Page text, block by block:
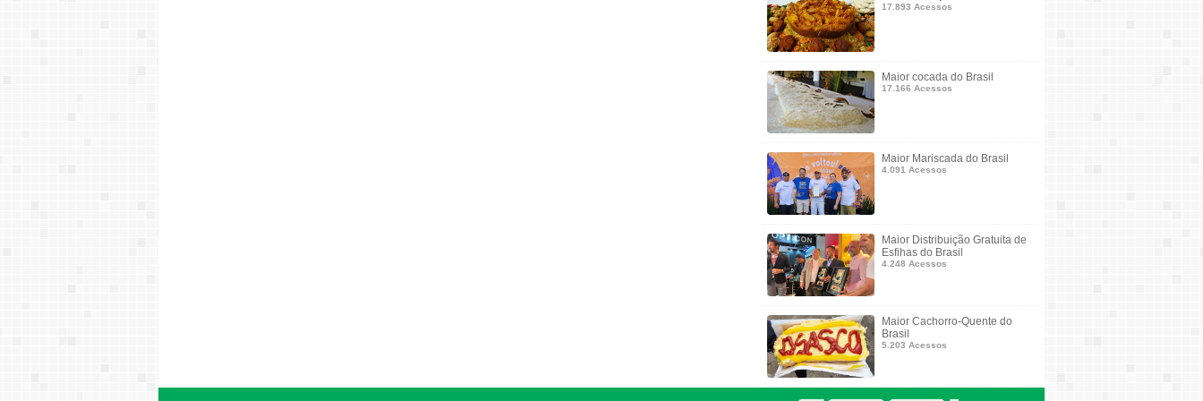
17.893 Acessos
Maior cocada do Brasil
17.166 Acessos
Maior Mariscada do Brasil
4.091 Acessos
Maior Distribuição Gratuita de
Esfihas do Brasil
4.248 Acessos
Maior Cachorro-Quente do
Brasil
5.203 Acessos